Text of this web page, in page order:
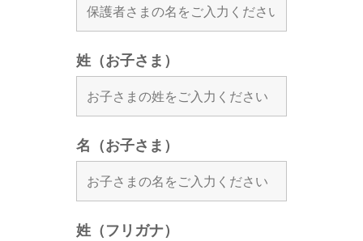
姓（お子さま）
名（お子さま）
姓（フリガナ）